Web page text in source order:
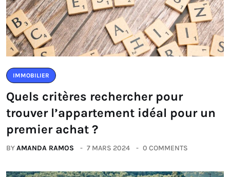
IMMOBILIER
Quels critères rechercher pour
trouver l’appartement idéal pour un
premier achat ?
BYAMANDA RAMOS 7 MARS 2024 0 COMMENTS